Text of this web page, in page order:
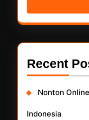
Recent
Nonton
Indonesia